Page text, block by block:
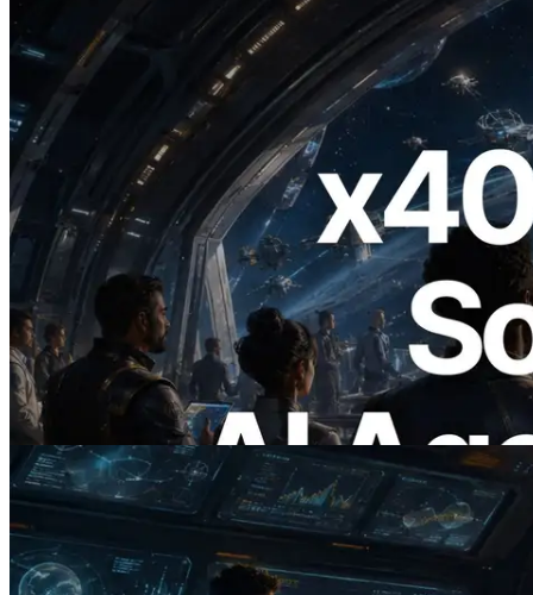
2026.07.04
ERPC lança Solana RPC com suporte a
x402 — A era em que agentes de IA
pagam sob demanda pelas APIs de que
precisam
Ler este artigo